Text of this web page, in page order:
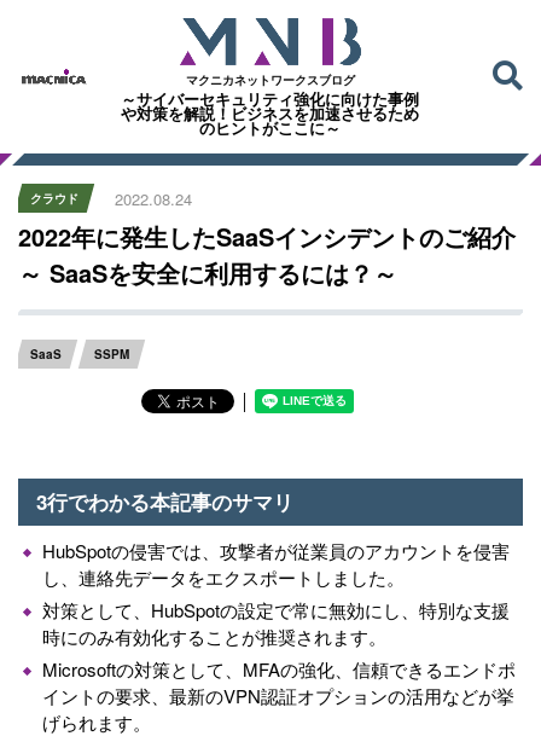
マクニカネットワークスブログ
～サイバーセキュリティ強化に向けた事例
や対策を解説！ビジネスを加速させるため
のヒントがここに～
クラウド 2022.08.24
2022年に発生したSaaSインシデントのご紹介
～ SaaSを安全に利用するには？～
SaaS SSPM
│
3行でわかる本記事のサマリ
HubSpotの侵害では、攻撃者が従業員のアカウントを侵害
し、連絡先データをエクスポートしました。
対策として、HubSpotの設定で常に無効にし、特別な支援
時にのみ有効化することが推奨されます。
Microsoftの対策として、MFAの強化、信頼できるエンドポ
イントの要求、最新のVPN認証オプションの活用などが挙
げられます。